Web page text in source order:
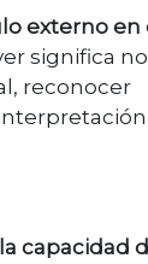
externo en
significa no
reconocer
capacidad